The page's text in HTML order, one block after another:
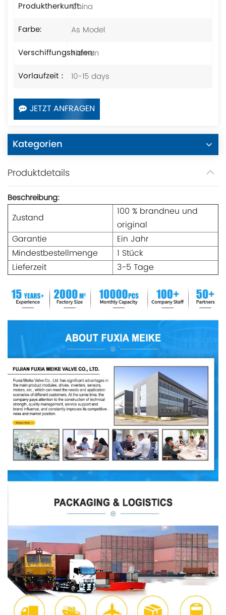
Produktherkunft:China
Farbe:
As Model
Verschiffungshafen:
Xiamen
Vorlaufzeit：
10-15 days
JETZT ANFRAGEN
Kategorien
Produktdetails
Beschreibung:
Zustand
100 % brandneu und
original
Garantie
Ein Jahr
Mindestbestellmenge
1 Stück
Lieferzeit
3-5 Tage